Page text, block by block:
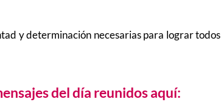
y determinación necesarias para lograr todos
del día reunidos aquí: